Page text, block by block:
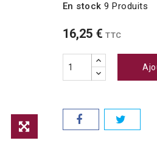
En stock 9 Produits
16,25 € TTC